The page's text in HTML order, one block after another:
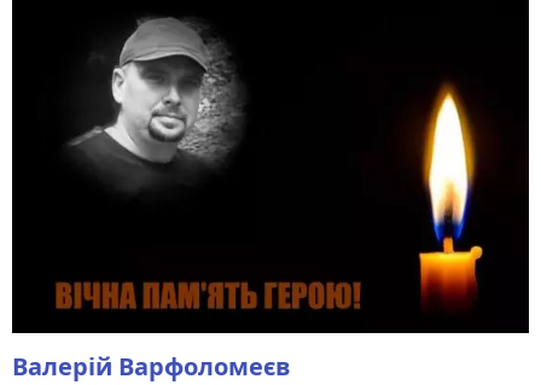
Валерій Варфоломеєв